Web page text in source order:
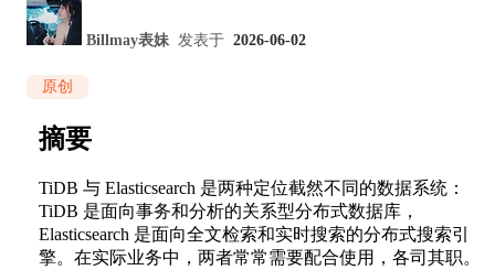
Billmay表妹 发表于 2026-06-02
原创
摘要
TiDB 与 Elasticsearch 是两种定位截然不同的数据系统：
TiDB 是面向事务和分析的关系型分布式数据库，
Elasticsearch 是面向全文检索和实时搜索的分布式搜索引
擎。在实际业务中，两者常常需要配合使用，各司其职。